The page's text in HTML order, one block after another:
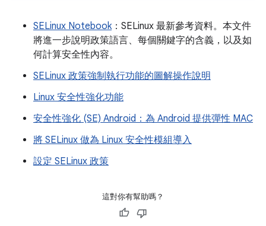
SELinux Notebook：SELinux 最新參考資料。本文件
將進一步說明政策語言、每個關鍵字的含義，以及如
何計算安全性內容。
SELinux 政策強制執行功能的圖解操作說明
Linux 安全性強化功能
安全性強化 (SE) Android：為 Android 提供彈性 MAC
將 SELinux 做為 Linux 安全性模組導入
設定 SELinux 政策
這對你有幫助嗎？